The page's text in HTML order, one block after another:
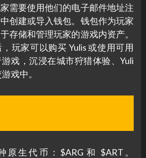
需要使用他们的电子邮件地址注
创建或导入钱包。钱包作为玩家
存储和管理玩家的游戏内资产。
玩家可以购买 Yulis 或使用可用
戏，沉浸在城市狩猎体验、Yuli
戏中。
原生代币：$ARG 和 $ART。